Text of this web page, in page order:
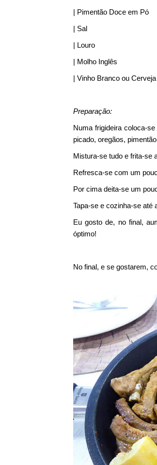
| Pimentão Doce em Pó
| Sal
| Louro
| Molho Inglês
| Vinho Branco ou Cerveja
Preparação:
Numa frigideira coloca-
picado, oregãos,
Mistura-se tudo e frita-se
Refresca-se com um
Por cima deita-se um
Tapa-se e cozinha-se até
Eu gosto de, no final,
óptimo!
No final, e se gostarem,